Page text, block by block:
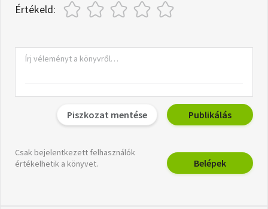
Értékeld:
Piszkozat mentése Publikálás
Csak bejelentkezett felhasználók
értékelhetik a könyvet.
Belépek